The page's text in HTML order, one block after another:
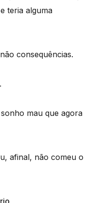
teria alguma
consequências.
mau que agora
afinal, não comeu o